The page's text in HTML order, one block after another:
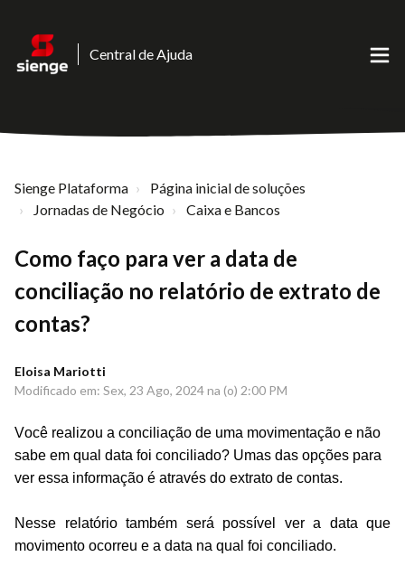
Central de Ajuda
Sienge Plataforma
Página inicial de soluções
Jornadas de Negócio
Caixa e Bancos
Como faço para ver a data de
conciliação no relatório de extrato de
contas?
Eloisa Mariotti
Modificado em: Sex, 23 Ago, 2024 na (o) 2:00 PM
Você realizou a conciliação de uma movimentação e não
sabe em qual data foi conciliado? Umas das opções para
ver essa informação é através do extrato de contas.
Nesse relatório também será possível ver a data que
movimento ocorreu e a data na qual foi conciliado.